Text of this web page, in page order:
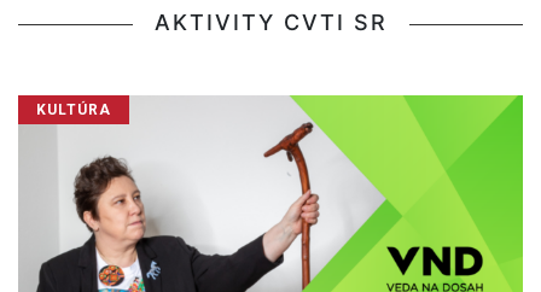
AKTIVITY CVTI SR
KULTÚRA